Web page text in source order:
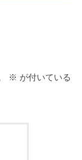
※ が付いている